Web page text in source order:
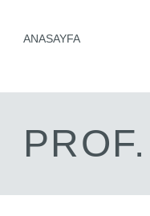
ANASAYFA